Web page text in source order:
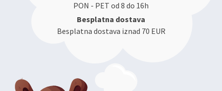
PON - PET od 8 do 16h
Besplatna dostava
Besplatna dostava iznad 70 EUR